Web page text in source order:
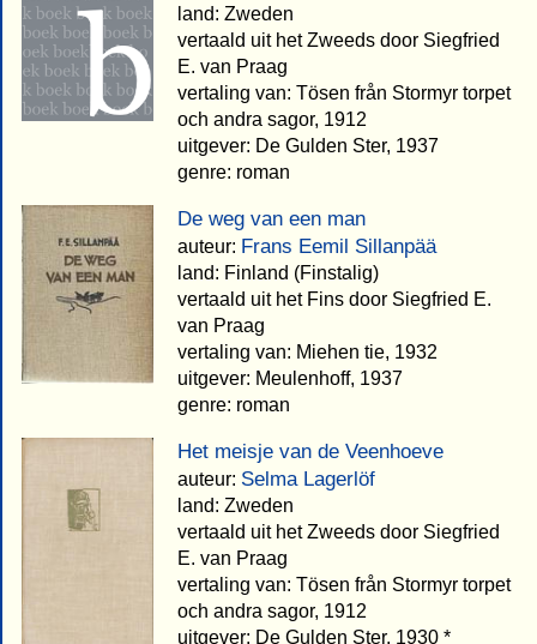
land: Zweden
vertaald uit het Zweeds door Siegfried
E. van Praag
vertaling van: Tösen från Stormyr torpet
och andra sagor, 1912
uitgever: De Gulden Ster, 1937
genre: roman
De weg van een man
auteur: Frans Eemil Sillanpää
land: Finland (Finstalig)
vertaald uit het Fins door Siegfried E.
van Praag
vertaling van: Miehen tie, 1932
uitgever: Meulenhoff, 1937
genre: roman
Het meisje van de Veenhoeve
auteur: Selma Lagerlöf
land: Zweden
vertaald uit het Zweeds door Siegfried
E. van Praag
vertaling van: Tösen från Stormyr torpet
och andra sagor, 1912
uitgever: De Gulden Ster, 1930 *